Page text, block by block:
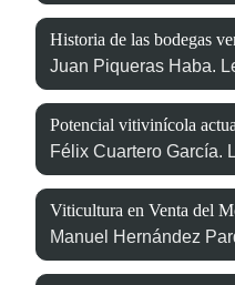
Historia de las bodegas
Juan Piqueras Haba.
Potencial vitivinícola
Félix Cuartero García.
Viticultura en Venta del
Manuel Hernández